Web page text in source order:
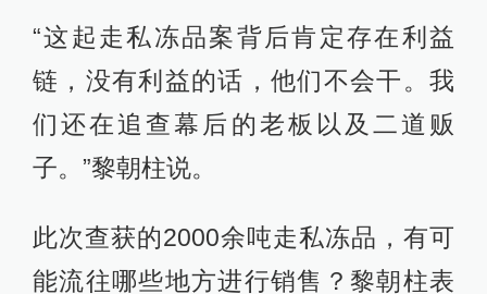
“这起走私冻品案背后肯定存在利益
链，没有利益的话，他们不会干。我
们还在追查幕后的老板以及二道贩
子。”黎朝柱说。
此次查获的2000余吨走私冻品，有可
能流往哪些地方进行销售？黎朝柱表